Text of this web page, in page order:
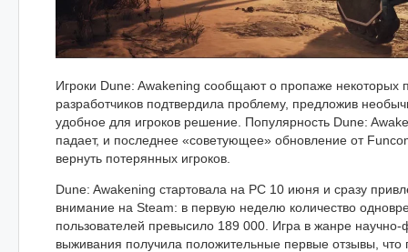
Игроки Dune: Awakening сообщают о пропаже некоторых
разработчиков подтвердила проблему, предложив
удобное для игроков решение. Популярность Dune:
падает, и последнее «советующее» обновление от
вернуть потерянных игроков.
Dune: Awakening стартовала на PC 10 июня и сразу
внимание на Steam: в первую неделю количество
пользователей превысило 189 000. Игра в жанре научно-
выживания получила положительные первые отзывы, что